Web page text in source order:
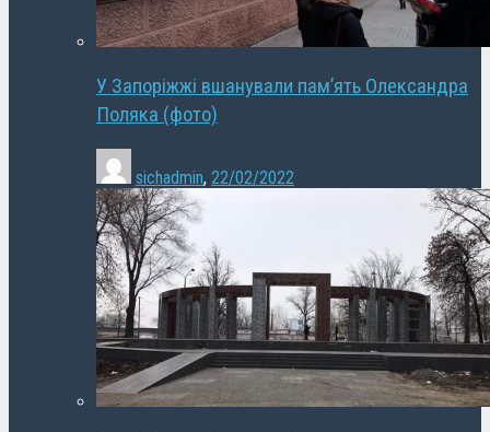
У Запоріжжі вшанували пам’ять Олександра
Поляка (фото)
sichadmin, 22/02/2022